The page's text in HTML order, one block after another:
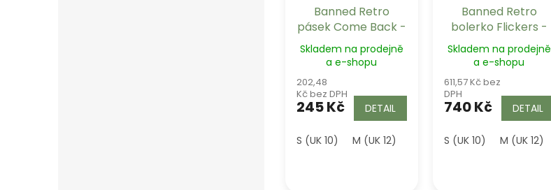
Banned Retro
pásek Come Back -
Skladem na prodejně
a e-shopu
202,48
Kč bez DPH
245 Kč DETAIL
S (UK 10) M (UK 12) L (UK 14)
Banned Retro
bolerko Flickers -
Skladem na prodejně
a e-shopu
611,57 Kč bez
DPH
740 Kč DETAIL
S (UK 10) M (UK 12)